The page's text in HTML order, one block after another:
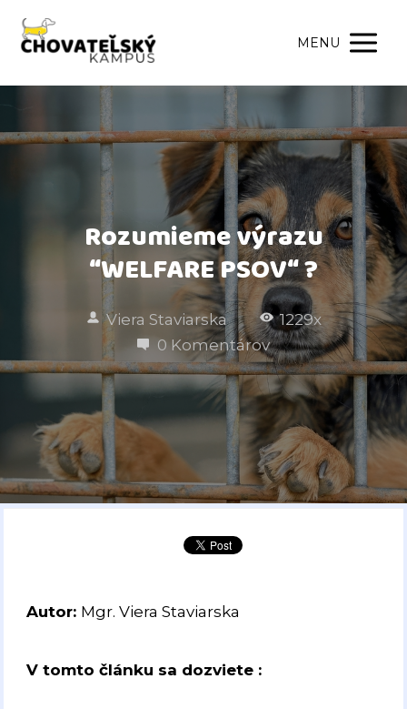
MENU
Rozumieme výrazu
“WELFARE PSOV“ ?
Viera Staviarska
1229x
0 Komentárov
Autor: Mgr. Viera Staviarska
V tomto článku sa dozviete :